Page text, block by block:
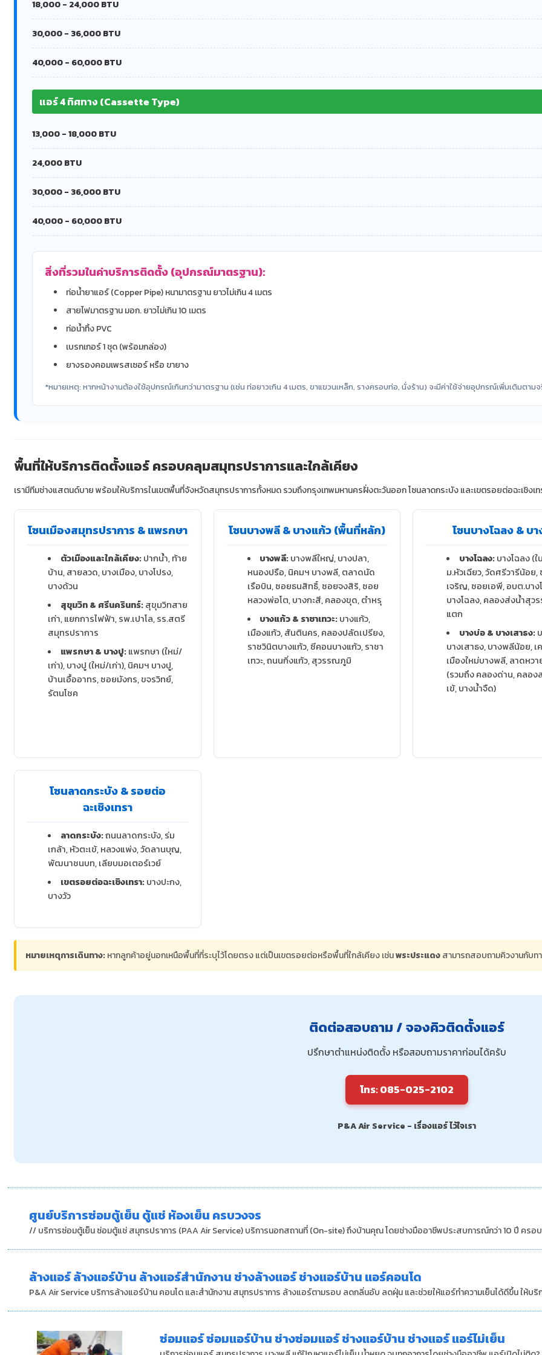
18,000 - 24,000 BTU
30,000 - 36,000 BTU
40,000 - 60,000 BTU
แอร์ 4 ทิศทาง (Cassette Type)
13,000 - 18,000 BTU
24,000 BTU
30,000 - 36,000 BTU
40,000 - 60,000 BTU
สิ่งที่รวมในค่าบริการติดตั้ง (อุปกรณ์มาตรฐาน):
ท่อน้ำยาแอร์ (Copper Pipe) หนามาตรฐาน ยาวไม่เกิน 4 เมตร
สายไฟมาตรฐาน มอก. ยาวไม่เกิน 10 เมตร
ท่อน้ำทิ้ง PVC
เบรกเกอร์ 1 ชุด (พร้อมกล่อง)
ยางรองคอมเพรสเซอร์ หรือ ขายาง
*หมายเหตุ: หากหน้างานต้องใช้อุปกรณ์เกินกว่ามาตรฐาน (เช่น ท่อยาวเกิน 4 เมตร, ขาแขวนเหล็ก, รางครอบท่อ, นั่งร้าน) จะมีค่าใช้จ่ายอุปกรณ์เพิ่มเติมตาม
พื้นที่ให้บริการติดตั้งแอร์ ครอบคลุมสมุทรปราการและใกล้เคียง
เรามีทีมช่างแสตนด์บาย พร้อมให้บริการในเขตพื้นที่จังหวัดสมุทรปราการทั้งหมด รวมถึงกรุงเทพมหานครฝั่งตะวันออก โซนลาดกระบัง และเขตรอยต่อฉะเชิงเ
โซนเมืองสมุทรปราการ & แพรกษา
ตัวเมืองและใกล้เคียง:ปากน้ำ, ท้าย
บ้าน, สายลวด, บางเมือง, บางโปรง,
บางด้วน
สุขุมวิท & ศรีนครินทร์:สุขุมวิทสาย
เก่า, แยกการไฟฟ้า, รพ.เปาโล, รร.สตรี
สมุทรปราการ
แพรกษา & บางปู:แพรกษา (ใหม่/
เก่า), บางปู (ใหม่/เก่า), นิคมฯ บางปู,
บ้านเอื้ออาทร, ซอยมังกร, ขจรวิทย์,
รัตนโชค
โซนบางพลี & บางแก้ว (พื้นที่หลัก)
บางพลี:บางพลีใหญ่, บางปลา,
หนองปรือ, นิคมฯ บางพลี, ตลาดนัด
เรือบิน, ซอยธนสิทธิ์, ซอยจงสิริ, ซอย
หลวงพ่อโต, บางกะสี, คลองขุด, ตำหรุ
บางแก้ว & ราชาเทวะ:บางแก้ว,
เมืองแก้ว, สันตินคร, คลองปลัดเปรียง,
ราชวินิตบางแก้ว, ซีคอนบางแก้ว, ราชา
เทวะ, ถนนกิ่งแก้ว, สุวรรณภูมิ
โซนบางโฉลง & บ
บางโฉลง:บางโฉลง (
ม.หัวเฉียว, วัดศรีวารีน้อย
เจริญ, ซอยเอพี, อบต.บาง
บางโฉลง, คลองส่งน้ำสุว
แตก
บางบ่อ & บางเสาธง:
บางเสาธง, บางพลีน้อย, เ
เมืองใหม่บางพลี, ลาดหวา
(รวมถึง คลองด่าน, คลอง
เข้, บางน้ำจืด)
โซนลาดกระบัง & รอยต่อ
ฉะเชิงเทรา
ลาดกระบัง:ถนนลาดกระบัง, ร่ม
เกล้า, หัวตะเข้, หลวงแพ่ง, วัดลานบุญ,
พัฒนาชนบท, เลียบมอเตอร์เวย์
เขตรอยต่อฉะเชิงเทรา:บางปะกง,
บางวัว
หมายเหตุการเดินทาง: หากลูกค้าอยู่นอกเหนือพื้นที่ที่ระบุไว้โดยตรง แต่เป็นเขตรอยต่อหรือพื้นที่ใกล้เคียง เช่นพระประแดงสามารถสอบถามคิวงานกับท
ติดต่อสอบถาม / จองคิวติดตั้งแอร์
ปรึกษาตำแหน่งติดตั้ง หรือสอบถามราคาก่อนได้ครับ
โทร: 085-025-2102
P&A Air Service - เรื่องแอร์ ไว้ใจเรา
ศูนย์บริการซ่อมตู้เย็น ตู้แช่ ห้องเย็น ครบวงจร
// บริการซ่อมตู้เย็น ซ่อมตู้แช่ สมุทรปราการ (PAA Air Service) บริการนอกสถานที่ (On-site) ถึงบ้านคุณ โดยช่างมืออาชีพประสบการณ์กว่า 10 ปี ครอ
ล้างแอร์ ล้างแอร์บ้าน ล้างแอร์สำนักงาน ช่างล้างแอร์ ช่างแอร์บ้าน แอร์คอนโด
P&A Air Service บริการล้างแอร์บ้าน คอนโด และสำนักงาน สมุทรปราการ ล้างแอร์ตามรอบ ลดกลิ่นอับ ลดฝุ่น และช่วยให้แอร์ทำความเย็นได้ดีขึ้น ให้บริ
ซ่อมแอร์ ซ่อมแอร์บ้าน ช่างซ่อมแอร์ ช่างแอร์บ้าน ช่างแอร์ แอร์ไม่เย็น